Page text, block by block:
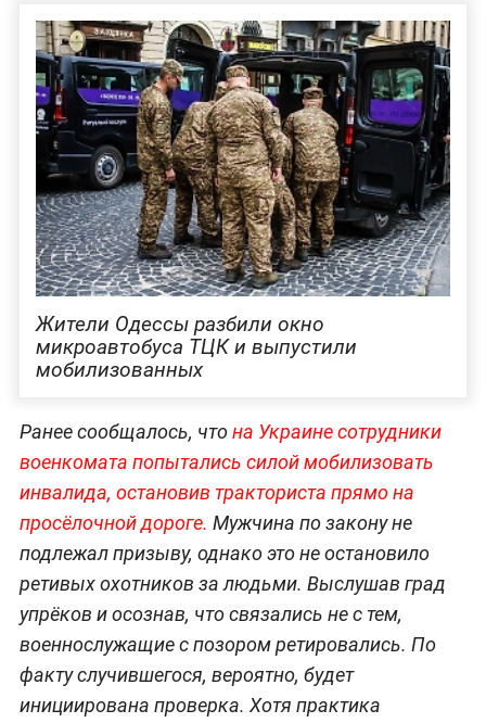
Жители Одессы разбили окно
микроавтобуса ТЦК и выпустили
мобилизованных
Ранее сообщалось, чтона Украине сотрудники
военкомата попытались силой мобилизовать
инвалида, остановив тракториста прямо на
просёлочной дороге. Мужчина по закону не
подлежал призыву, однако это не остановило
ретивых охотников за людьми. Выслушав град
упрёков и осознав, что связались не с тем,
военнослужащие с позором ретировались. По
факту случившегося, вероятно, будет
инициирована проверка. Хотя практика